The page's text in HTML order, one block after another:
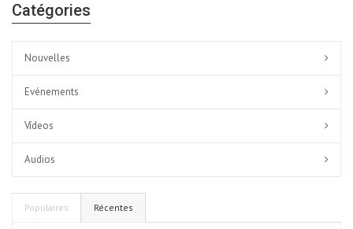
Catégories
Nouvelles
Evénements
Vídeos
Audios
Populaires Récentes